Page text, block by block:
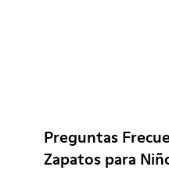
Preguntas
Zapatos para